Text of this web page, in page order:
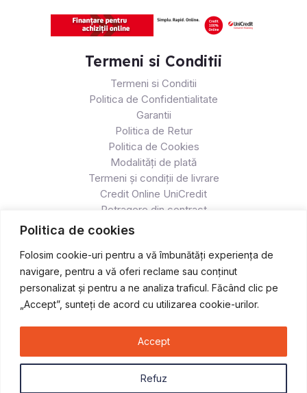
Politica de cookies
Folosim cookie-uri pentru a vă îmbunătăți experiența de
navigare, pentru a vă oferi reclame sau conținut
personalizat și pentru a ne analiza traficul. Făcând clic pe
„Accept”, sunteți de acord cu utilizarea cookie-urilor.
Refuz
Accept
Termeni si Conditii
Termeni si Conditii
Politica de Confidentialitate
Garantii
Politica de Retur
Politica de Cookies
Modalități de plată
Termeni și condiții de livrare
Credit Online UniCredit
Retragere din contract
Copyright © 2026 Atv & Moto - Race